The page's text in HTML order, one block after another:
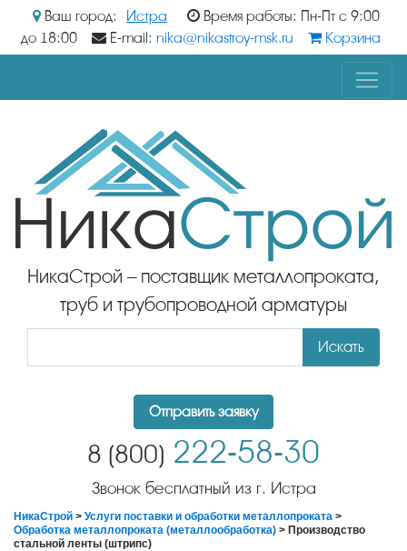
Ваш город: Истра
Время работы: Пн-Пт с 9:00
до 18:00
E-mail: nika@nikastroy-msk.ru Корзина
НикаСтрой – поставщик металлопроката,
труб и трубопроводной арматуры
Искать
Отправить заявку
8 (800) 222-58-30
Звонок бесплатный из г. Истра
НикаСтрой > Услуги поставки и обработки металлопроката >
Обработка металлопроката (металлообработка) > Производство
стальной ленты (штрипс)